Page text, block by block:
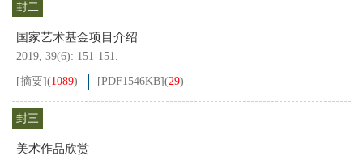
封二
国家艺术基金项目介绍
2019, 39(6): 151-151.
[摘要](1089) [PDF1546KB](29)
封三
美术作品欣赏